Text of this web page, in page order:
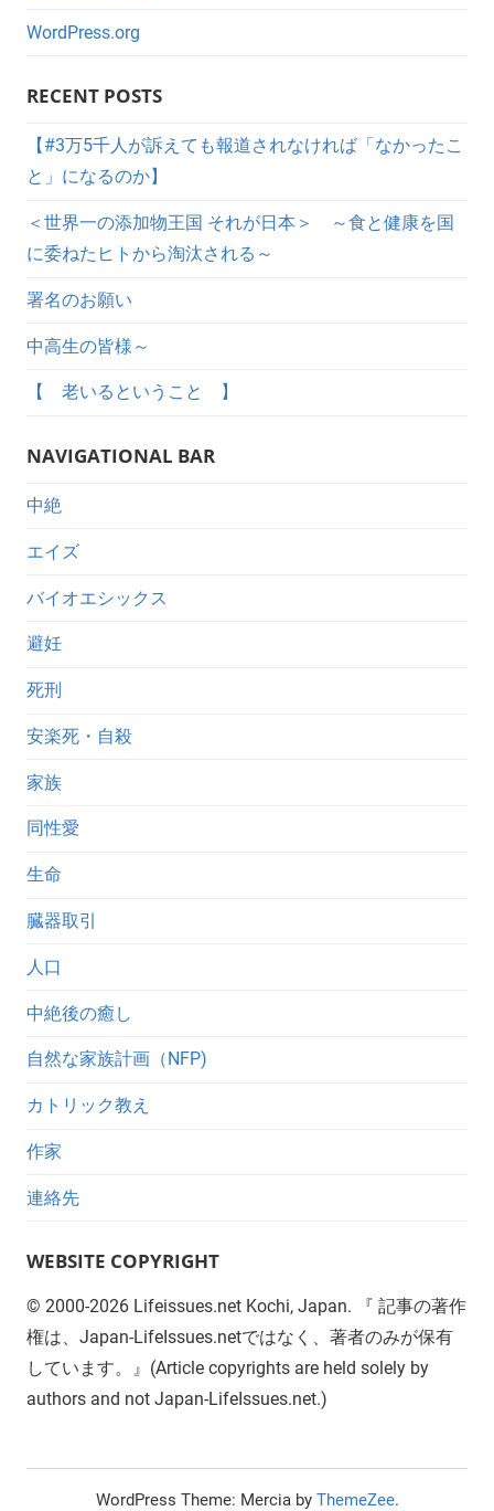
WordPress.org
RECENT POSTS
【#3万5千人が訴えても報道されなければ「なかったこ
と」になるのか】
＜世界一の添加物王国 それが日本＞ ～食と健康を国
に委ねたヒトから淘汰される～
署名のお願い
中高生の皆様～
【 老いるということ 】
NAVIGATIONAL BAR
中絶
エイズ
バイオエシックス
避妊
死刑
安楽死・自殺
家族
同性愛
生命
臓器取引
人口
中絶後の癒し
自然な家族計画（NFP)
カトリック教え
作家
連絡先
WEBSITE COPYRIGHT
© 2000-2026 Lifeissues.net Kochi, Japan. 『 記事の著作
権は、Japan-LifeIssues.netではなく、著者のみが保有
しています。』(Article copyrights are held solely by
authors and not Japan-LifeIssues.net.)
WordPress Theme: Mercia by ThemeZee.